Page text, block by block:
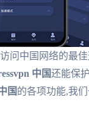
问中国网络的最
中国还能保
国 的各项功能,我